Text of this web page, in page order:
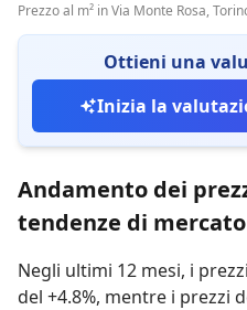
Prezzo al m² in Via Monte Rosa,
Ottieni una
Inizia la
Andamento dei
tendenze di mercato
Negli ultimi 12 mesi, i
del +4.8%, mentre i prezzi